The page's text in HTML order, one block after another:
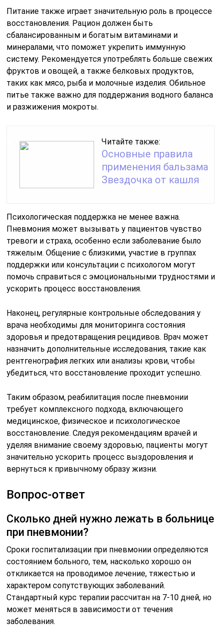
Питание также играет значительную роль в процессе
восстановления. Рацион должен быть
сбалансированным и богатым витаминами и
минералами, что поможет укрепить иммунную
систему. Рекомендуется употреблять больше свежих
фруктов и овощей, а также белковых продуктов,
таких как мясо, рыба и молочные изделия. Обильное
питье также важно для поддержания водного баланса
и разжижения мокроты.
Читайте также:
Основные правила
применения бальзама
Звездочка от кашля
Психологическая поддержка не менее важна.
Пневмония может вызывать у пациентов чувство
тревоги и страха, особенно если заболевание было
тяжелым. Общение с близкими, участие в группах
поддержки или консультации с психологом могут
помочь справиться с эмоциональными трудностями и
ускорить процесс восстановления.
Наконец, регулярные контрольные обследования у
врача необходимы для мониторинга состояния
здоровья и предотвращения рецидивов. Врач может
назначить дополнительные исследования, такие как
рентгенография легких или анализы крови, чтобы
убедиться, что восстановление проходит успешно.
Таким образом, реабилитация после пневмонии
требует комплексного подхода, включающего
медицинское, физическое и психологическое
восстановление. Следуя рекомендациям врачей и
уделяя внимание своему здоровью, пациенты могут
значительно ускорить процесс выздоровления и
вернуться к привычному образу жизни.
Вопрос-ответ
Сколько дней нужно лежать в больнице
при пневмонии?
Сроки госпитализации при пневмонии определяются
состоянием больного, тем, насколько хорошо он
откликается на проводимое лечение, тяжестью и
характером сопутствующих заболеваний.
Стандартный курс терапии рассчитан на 7-10 дней, но
может меняться в зависимости от течения
заболевания.